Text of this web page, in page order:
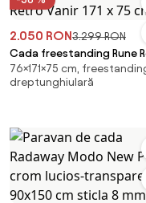
2.050 RON3.299 RON
Cada freestanding Rune
Vanir 171 x 75 cm
76×171×75 cm,
dreptunghiulară